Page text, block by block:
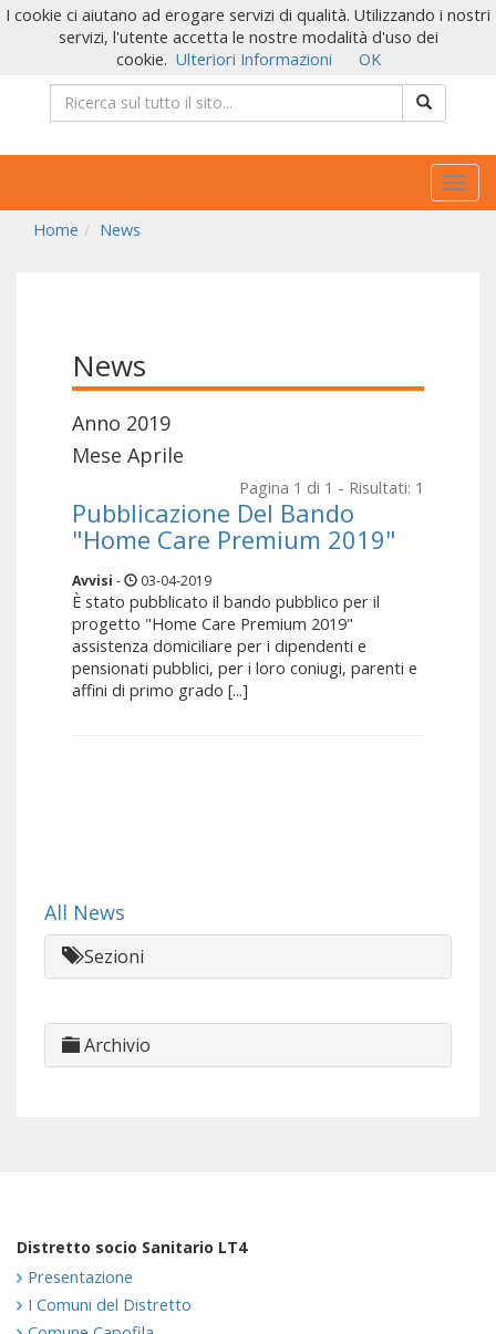
Home
News
News
Anno 2019
Mese Aprile
Pagina 1 di 1 - Risultati: 1
Pubblicazione Del Bando
"Home Care Premium 2019"
Avvisi - 03-04-2019
È stato pubblicato il bando pubblico per il
progetto "Home Care Premium 2019"
assistenza domiciliare per i dipendenti e
pensionati pubblici, per i loro coniugi, parenti e
affini di primo grado [...]
All News
Sezioni
Archivio
Distretto socio Sanitario LT4
Presentazione
I Comuni del Distretto
I cookie ci aiutano ad erogare servizi di qualità. Utilizzando i nostri
servizi, l'utente accetta le nostre modalità d'uso dei
cookie. Ulteriori Informazioni OK